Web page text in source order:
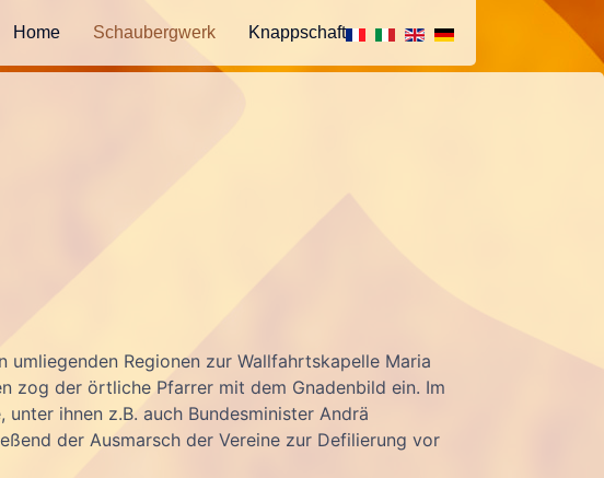
Home Schaubergwerk Knappschaft
Regionen zur Wallfahrtskapelle Maria
zog der örtliche Pfarrer mit dem Gnadenbild ein. Im
ihnen z.B. auch Bundesminister Andrä
der Ausmarsch der Vereine zur Defilierung vor